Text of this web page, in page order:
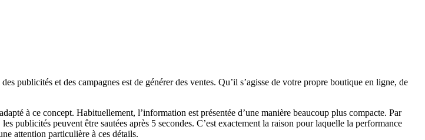
publicités et des campagnes est de générer des ventes. Qu’il s’agisse de votre propre boutique en ligne, de
à ce concept. Habituellement, l’information est présentée d’une manière beaucoup plus compacte. Par
publicités peuvent être sautées après 5 secondes. C’est exactement la raison pour laquelle la performance
attention particulière à ces détails.